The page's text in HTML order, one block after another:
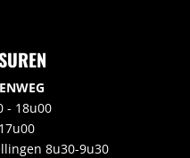
- 18u00
8u30-9u30